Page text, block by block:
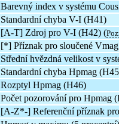
Barevný index v systému
Standardní chyba V-I (H41)
[A-T] Zdroj pro V-I (H42) (
[*] Příznak pro sloučené
Střední hvězdná velikost v
Standardní chyba Hpmag
Rozptyl Hpmag (H46)
Počet pozorování pro Hpmag
[A-Z*-] Referenční příznak